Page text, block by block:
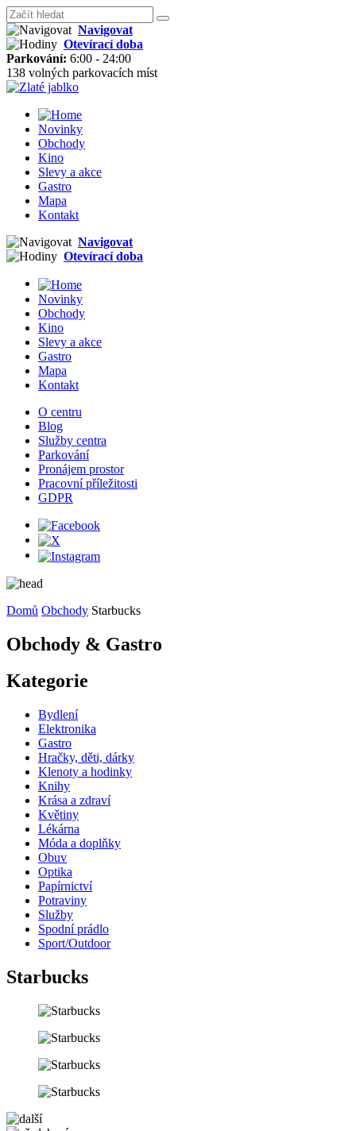
Navigovat
Otevírací doba
Parkování: 6:00 - 24:00
138 volných parkovacích míst
Novinky
Obchody
Kino
Slevy a akce
Gastro
Mapa
Kontakt
Navigovat
Otevírací doba
Novinky
Obchody
Kino
Slevy a akce
Gastro
Mapa
Kontakt
O centru
Blog
Služby centra
Parkování
Pronájem prostor
Pracovní příležitosti
GDPR
Domů Obchody Starbucks
Obchody & Gastro
Kategorie
Bydlení
Elektronika
Gastro
Hračky, děti, dárky
Klenoty a hodinky
Knihy
Krása a zdraví
Květiny
Lékárna
Móda a doplňky
Obuv
Optika
Papírnictví
Potraviny
Služby
Spodní prádlo
Sport/Outdoor
Starbucks